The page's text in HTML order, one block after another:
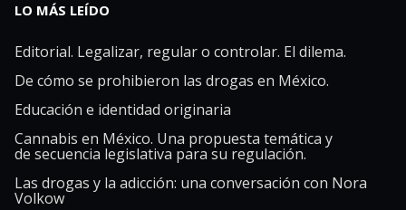
LO MÁS LEÍDO
Editorial. Legalizar, regular o controlar. El dilema.
De cómo se prohibieron las drogas en México.
Educación e identidad originaria
Cannabis en México. Una propuesta temática y
de secuencia legislativa para su regulación.
Las drogas y la adicción: una conversación con Nora
Volkow